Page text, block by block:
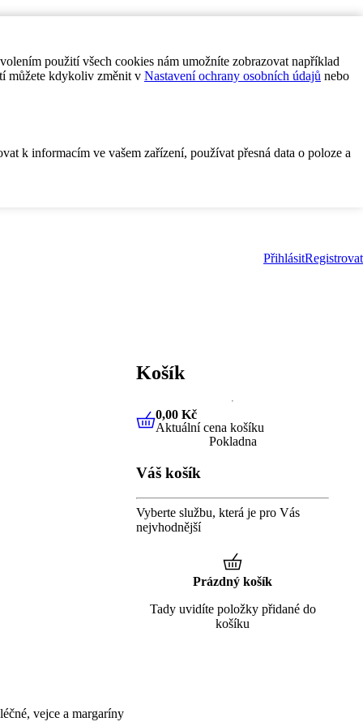
použití všech cookies nám umožníte zobrazovat například
můžete kdykoliv změnit v Nastavení ochrany osobních údajů nebo
k informacím ve vašem zařízení, používat přesná data o poloze a
PřihlásitRegistrovat
vejce a margaríny
Košík
0,00 KčAktuální cena košíku
0,00 Kč
Aktuální cena košíku
Pokladna
Váš košík
Vyberte službu, která je pro Vás
nejvhodnější
Prázdný košík
Tady uvidíte položky přidané do
košíku